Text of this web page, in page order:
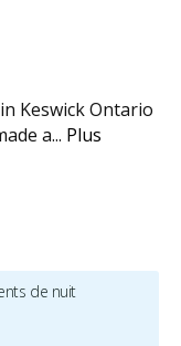
Keswick Ontario
a... Plus
de nuit